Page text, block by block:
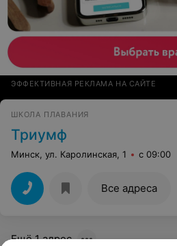
ЭФФЕКТИВНАЯ РЕКЛАМА НА САЙТЕ
ШКОЛА ПЛАВАНИЯ
Триумф
Минск, ул. Каролинская, 1 с 09:00
Все адреса
Ещё 1 адрес